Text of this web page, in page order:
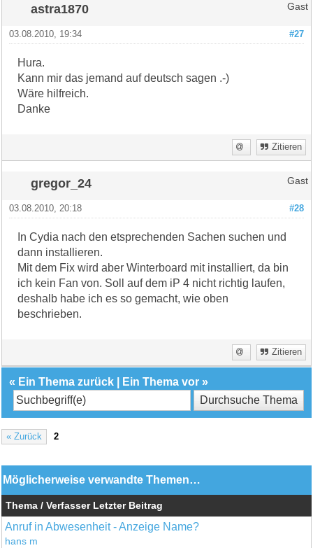
astra1870 Gast
#27
03.08.2010, 19:34
Hura.
Kann mir das jemand auf deutsch sagen .-)
Wäre hilfreich.
Danke
Zitieren
gregor_24 Gast
#28
03.08.2010, 20:18
In Cydia nach den etsprechenden Sachen suchen und
dann installieren.
Mit dem Fix wird aber Winterboard mit installiert, da bin
ich kein Fan von. Soll auf dem iP 4 nicht richtig laufen,
deshalb habe ich es so gemacht, wie oben
beschrieben.
Zitieren
« Ein Thema zurück Ein Thema vor »
« Zurück 2
Möglicherweise verwandte Themen…
Thema / Verfasser Letzter Beitrag
Anruf in Abwesenheit - Anzeige Name?
hans m